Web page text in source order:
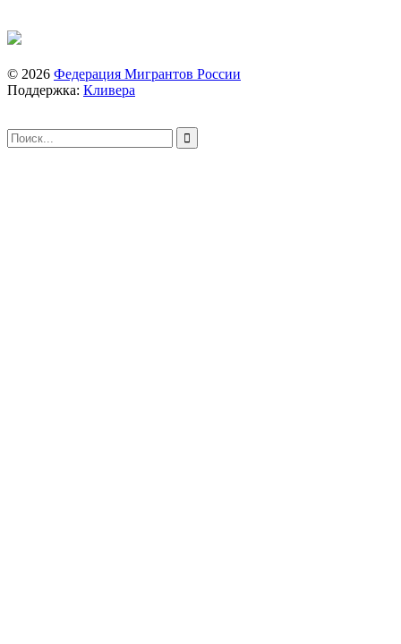
© 2026 Федерация Мигрантов России
Поддержка: Кливера